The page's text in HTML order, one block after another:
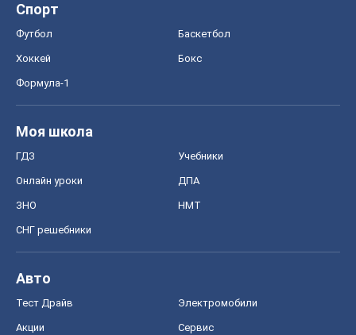
Спорт
Футбол Баскетбол
Хоккей Бокс
Формула-1
Моя школа
ГДЗ Учебники
Онлайн уроки ДПА
ЗНО НМТ
СНГ решебники
Авто
Тест Драйв Электромобили
Акции Сервис